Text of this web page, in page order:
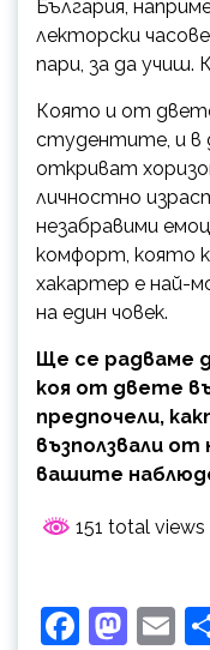
България,
лекторски
пари, за да учиш.
Която и от
студентите, и в
откриват
личностно
незабравими
комфорт, която
хакартер е най-
на един човек.
Ще се радваме
коя от двете
предпочели,
възползвали от
вашите
151 total views